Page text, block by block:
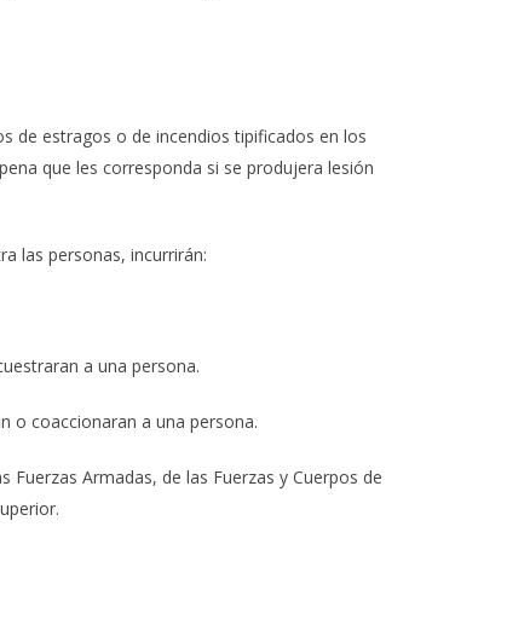
de estragos o de incendios tipificados en los
que les corresponda si se produjera lesión
las personas, incurrirán:
a una persona.
o coaccionaran a una persona.
Armadas, de las Fuerzas y Cuerpos de